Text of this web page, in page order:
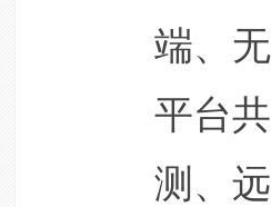
端、
平台
测、